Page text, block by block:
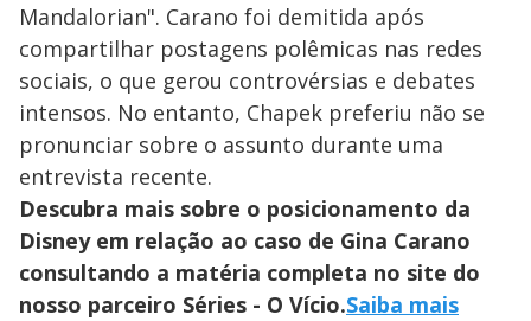
Mandalorian". Carano foi demitida após
compartilhar postagens polêmicas nas redes
sociais, o que gerou controvérsias e debates
intensos. No entanto, Chapek preferiu não se
pronunciar sobre o assunto durante uma
entrevista recente.
Descubra mais sobre o posicionamento da
Disney em relação ao caso de Gina Carano
consultando a matéria completa no site do
nosso parceiro Séries - O Vício.Saiba mais